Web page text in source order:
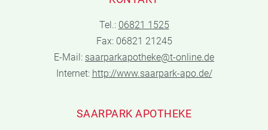
Tel.: 06821 1525
Fax: 06821 21245
E-Mail: saarparkapotheke@t-online.de
Internet: http://www.saarpark-apo.de/
SAARPARK APOTHEKE